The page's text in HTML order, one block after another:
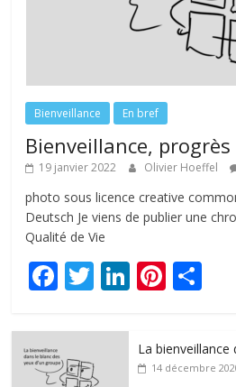
Bienveillance En bref
Bienveillance, progrès
19 janvier 2022 Olivier Hoeffel
photo sous licence creative
Deutsch Je viens de publier une
Qualité de Vie
F
e
b
T
itt
er
Li
e
Pi
e g
La bienveillance
14 décembre